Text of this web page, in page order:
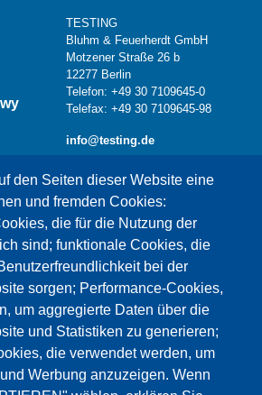
den Seiten dieser Website eine
und fremden Cookies:
die für die Nutzung der
sind; funktionale Cookies, die
bei der
sorgen; Performance-Cookies,
um aggregierte Daten über die
und Statistiken zu generieren;
die verwendet werden, um
Werbung anzuzeigen. Wenn
TESTING
Bluhm & Feuerherdt GmbH
Motzener Straße 26 b
12277 Berlin
Telefon: +49 30 7109645-0
Telefax: +49 30 7109645-98
info@testing.de
blockiert, da die Google Maps
nicht akzeptiert wurden.
MAPS COOKIES